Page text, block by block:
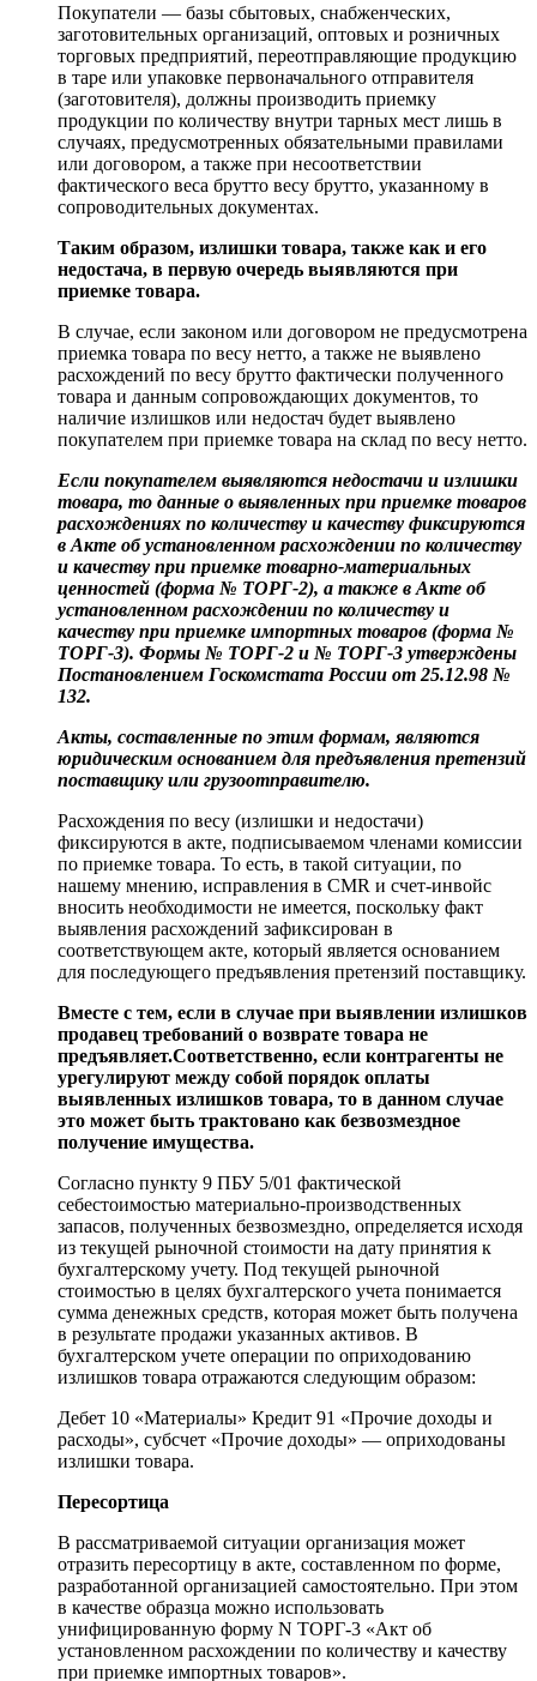
Покупатели — базы сбытовых, снабженческих,
заготовительных организаций, оптовых и розничных
торговых предприятий, переотправляющие продукцию
в таре или упаковке первоначального отправителя
(заготовителя), должны производить приемку
продукции по количеству внутри тарных мест лишь в
случаях, предусмотренных обязательными правилами
или договором, а также при несоответствии
фактического веса брутто весу брутто, указанному в
сопроводительных документах.
Таким образом, излишки товара, также как и его
недостача, в первую очередь выявляются при
приемке товара.
В случае, если законом или договором не предусмотрена
приемка товара по весу нетто, а также не выявлено
расхождений по весу брутто фактически полученного
товара и данным сопровождающих документов, то
наличие излишков или недостач будет выявлено
покупателем при приемке товара на склад по весу нетто.
Если покупателем выявляются недостачи и излишки
товара, то данные о выявленных при приемке товаров
расхождениях по количеству и качеству фиксируются
в Акте об установленном расхождении по количеству
и качеству при приемке товарно-материальных
ценностей (форма № ТОРГ-2), а также в Акте об
установленном расхождении по количеству и
качеству при приемке импортных товаров (форма №
ТОРГ-3). Формы № ТОРГ-2 и № ТОРГ-3 утверждены
Постановлением Госкомстата России от 25.12.98 №
132.
Акты, составленные по этим формам, являются
юридическим основанием для предъявления претензий
поставщику или грузоотправителю.
Расхождения по весу (излишки и недостачи)
фиксируются в акте, подписываемом членами комиссии
по приемке товара. То есть, в такой ситуации, по
нашему мнению, исправления в CMR и счет-инвойс
вносить необходимости не имеется, поскольку факт
выявления расхождений зафиксирован в
соответствующем акте, который является основанием
для последующего предъявления претензий поставщику.
Вместе с тем, если в случае при выявлении излишков
продавец требований о возврате товара не
предъявляет.Соответственно, если контрагенты не
урегулируют между собой порядок оплаты
выявленных излишков товара, то в данном случае
это может быть трактовано как безвозмездное
получение имущества.
Согласно пункту 9 ПБУ 5/01 фактической
себестоимостью материально-производственных
запасов, полученных безвозмездно, определяется исходя
из текущей рыночной стоимости на дату принятия к
бухгалтерскому учету. Под текущей рыночной
стоимостью в целях бухгалтерского учета понимается
сумма денежных средств, которая может быть получена
в результате продажи указанных активов. В
бухгалтерском учете операции по оприходованию
излишков товара отражаются следующим образом:
Дебет 10 «Материалы» Кредит 91 «Прочие доходы и
расходы», субсчет «Прочие доходы» — оприходованы
излишки товара.
Пересортица
В рассматриваемой ситуации организация может
отразить пересортицу в акте, составленном по форме,
разработанной организацией самостоятельно. При этом
в качестве образца можно использовать
унифицированную форму N ТОРГ-3 «Акт об
установленном расхождении по количеству и качеству
при приемке импортных товаров».